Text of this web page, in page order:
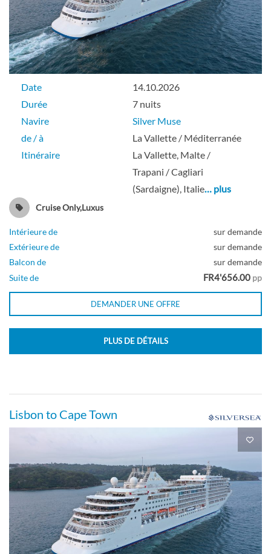
Date
14.10.2026
Durée
7 nuits
Navire
Silver Muse
de / à
La Vallette / Méditerranée
Itinéraire
La Vallette, Malte /
Trapani / Cagliari
(Sardaigne), Italie… plus
Cruise Only,Luxus
Intérieure de
sur demande
Extérieure de
sur demande
Balcon de
sur demande
Suite de
FR4'656.00 pp
DEMANDER UNE OFFRE
PLUS DE DÉTAILS
Lisbon to Cape Town